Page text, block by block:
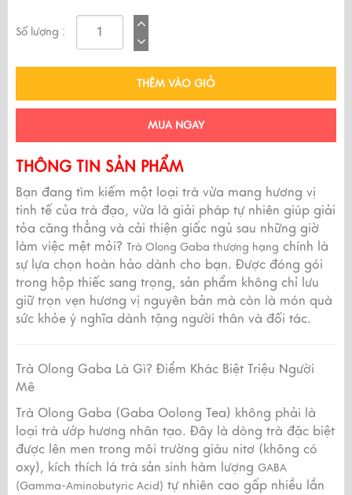
Số lượng :
THÊM VÀO GIỎ
MUA NGAY
THÔNG TIN SẢN PHẨM
Bạn đang tìm kiếm một loại trà vừa mang hương vị
tinh tế của trà đạo, vừa là giải pháp tự nhiên giúp giải
tỏa căng thẳng và cải thiện giấc ngủ sau những giờ
làm việc mệt mỏi? Trà Olong Gaba thượng hạng chính là
sự lựa chọn hoàn hảo dành cho bạn. Được đóng gói
trong hộp thiếc sang trọng, sản phẩm không chỉ lưu
giữ trọn vẹn hương vị nguyên bản mà còn là món quà
sức khỏe ý nghĩa dành tặng người thân và đối tác.
Trà Olong Gaba Là Gì? Điểm Khác Biệt Triệu Người
Mê
Trà Olong Gaba (Gaba Oolong Tea) không phải là
loại trà ướp hương nhân tạo. Đây là dòng trà đặc biệt
được lên men trong môi trường giàu nitơ (không có
oxy), kích thích lá trà sản sinh hàm lượng GABA
(Gamma-Aminobutyric Acid) tự nhiên cao gấp nhiều lần